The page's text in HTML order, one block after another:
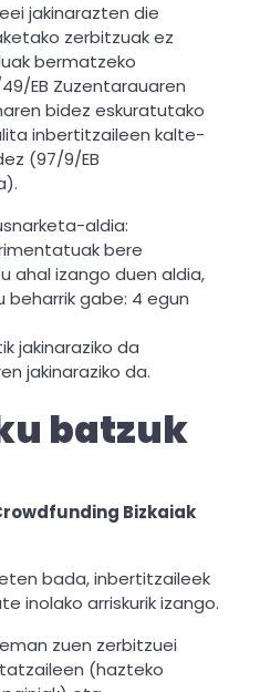
jakinarazten die
zerbitzuak ez
bermatzeko
EB Zuzentarauaren
bidez eskuratutako
inbertitzaileen kalte-
(97/9/EB
aldia:
bere
ahal izango duen aldia,
gabe: 4 egun
jakinaraziko da
jakinaraziko da.
batzuk
Bizkaiak
bada, inbertitzaileek
inolako arriskurik izango.
zuen zerbitzuei
(hazteko